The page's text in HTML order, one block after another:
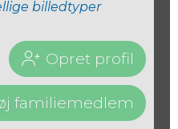
billedtyper
Opret profil
familiemedlem